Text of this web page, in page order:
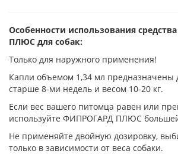
Особенности использования
ПЛЮС для собак:
Только для наружного применения!
Капли объемом 1,34 мл предназначены
старше 8-ми недель и весом 10-20 кг.
Если вес вашего питомца равен или
используйте ФИПРОГАРД ПЛЮС
Не применяйте двойную дозировку,
только в зависимости от веса собаки.